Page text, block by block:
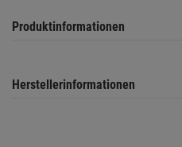
Produktinformationen
Herstellerinformationen